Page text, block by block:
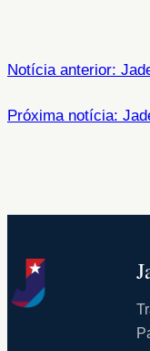
Notícia anterior:
Próxima notícia: